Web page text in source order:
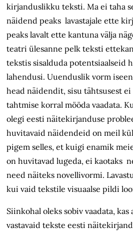
kirjanduslikku teksti. Ma ei taha
näidend peaks lavastajale ette
peaks lavalt ette kantuna välja
teatri ülesanne pelk teksti
tekstis sisalduda potentsiaalseid
lahendusi. Uuenduslik vorm
head näidendit, sisu tähtsusest ei
tahtmise korral mööda vaadata.
olegi eesti näitekirjanduse
huvitavaid näidendeid on meil
pigem selles, et kuigi enamik
on huvitavad lugeda, ei kaotaks
need näiteks novellivormi.
kui vaid tekstile visuaalse pildi
Siinkohal oleks sobiv vaadata,
vastavaid tekste eesti